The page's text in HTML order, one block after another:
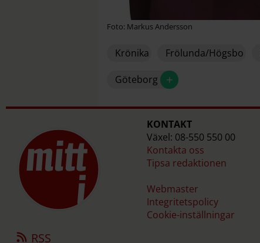
Foto: Markus Andersson
Krönika Frölunda/Högsbo
Göteborg +
KONTAKT
Växel: 08-550 550 00
Kontakta oss
Tipsa redaktionen
Webmaster
Integritetspolicy
Cookie-inställningar
RSS